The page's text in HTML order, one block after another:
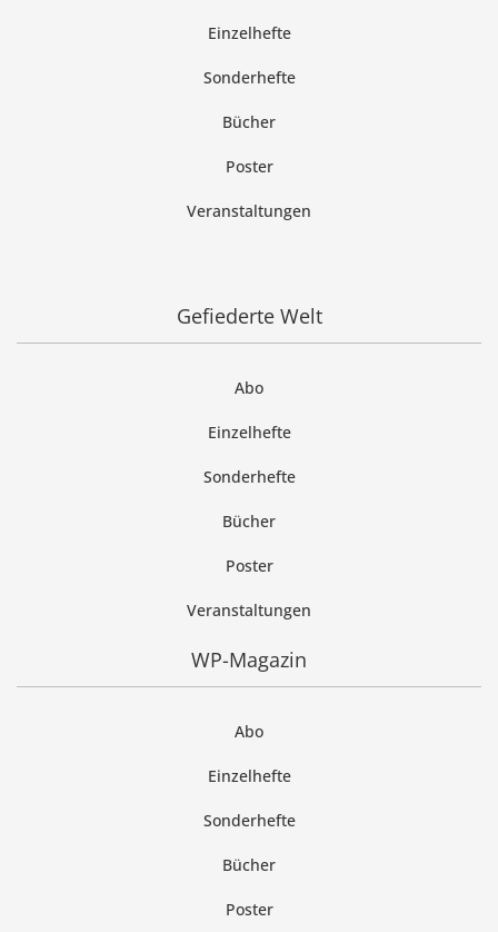
Einzelhefte
Sonderhefte
Bücher
Poster
Veranstaltungen
Gefiederte Welt
Abo
Einzelhefte
Sonderhefte
Bücher
Poster
Veranstaltungen
WP-Magazin
Abo
Einzelhefte
Sonderhefte
Bücher
Poster